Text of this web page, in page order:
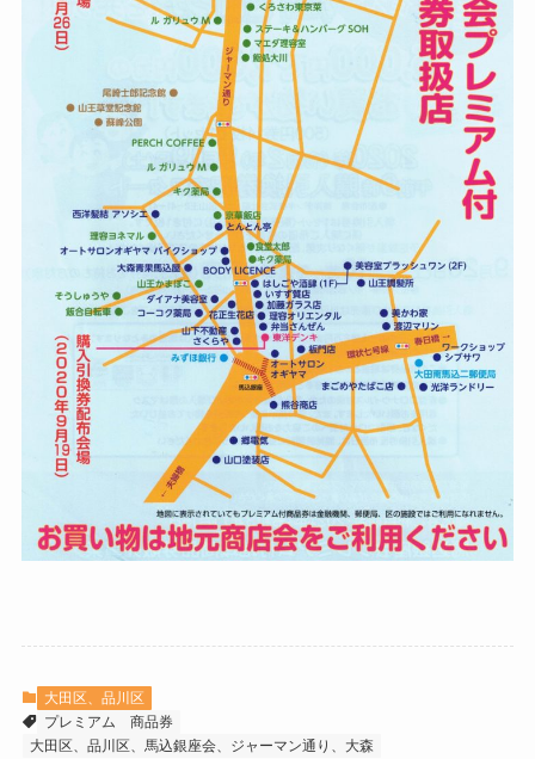
大田区、品川区
プレミアム
商品券
大田区、品川区、馬込銀座会、ジャーマン通り、大森